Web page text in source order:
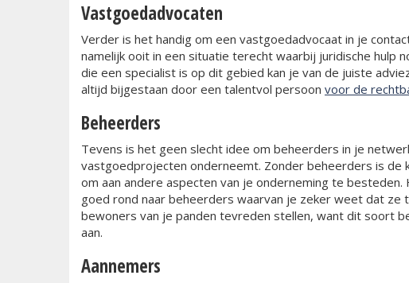
Vastgoedadvocaten
Verder is het handig om een vastgoedadvocaat in je
namelijk ooit in een situatie terecht waarbij juridische hulp
die een specialist is op dit gebied kan je van de juiste
altijd bijgestaan door een talentvol persoon voor de
Beheerders
Tevens is het geen slecht idee om beheerders in je
vastgoedprojecten onderneemt. Zonder beheerders is
om aan andere aspecten van je onderneming te
goed rond naar beheerders waarvan je zeker weet dat ze
bewoners van je panden tevreden stellen, want dit soort
aan.
Aannemers